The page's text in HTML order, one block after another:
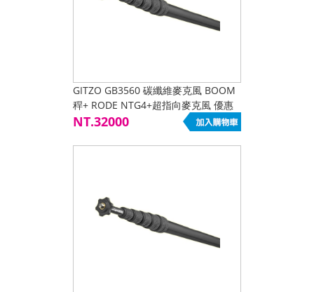
GITZO GB3560 碳纖維麥克風 BOOM
稈+ RODE NTG4+超指向麥克風 優惠
套組
NT.32000